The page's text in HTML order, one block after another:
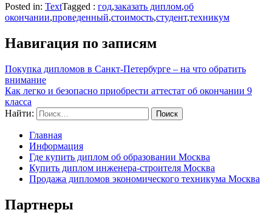
Posted in: TextTagged : год,заказать диплом,об
окончании,проведенный,стоимость,студент,техникум
Навигация по записям
Покупка дипломов в Санкт-Петербурге – на что обратить
внимание
Как легко и безопасно приобрести аттестат об окончании 9
класса
Найти:
Главная
Информация
Где купить диплом об образовании Москва
Купить диплом инженера-строителя Москва
Продажа дипломов экономического техникума Москва
Партнеры